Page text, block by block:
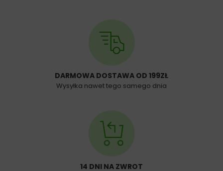
DARMOWA DOSTAWA OD 199ZŁ
Wysyłka nawet tego samego dnia
14 DNI NA ZWROT